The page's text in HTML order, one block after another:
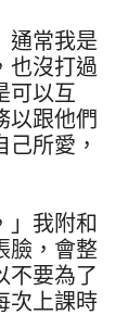
通常我是
也沒打過
可以互
以跟他們
所愛，
」我附和
臉，會整
不要為了
次上課時